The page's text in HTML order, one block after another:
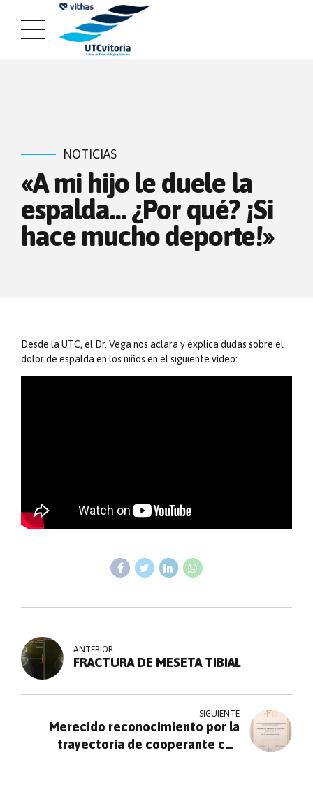
NOTICIAS
«A mi hijo le duele la
espalda… ¿Por qué? ¡Si
hace mucho deporte!»
Desde la UTC, el Dr. Vega nos aclara y explica dudas sobre el
dolor de espalda en los niños en el siguiente vídeo:
ANTERIOR
FRACTURA DE MESETA TIBIAL
SIGUIENTE
Merecido reconocimiento por la
trayectoria de cooperante con